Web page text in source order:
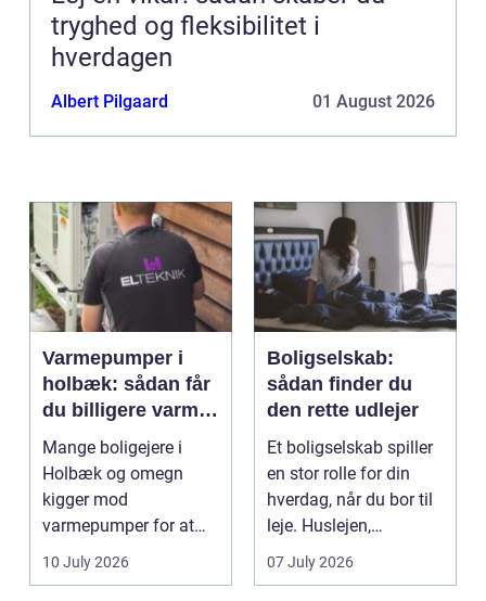
tryghed og fleksibilitet i
hverdagen
Albert Pilgaard 01 August 2026
Varmepumper i
holbæk: sådan får
du billigere varme
og bedre
indeklima
Mange boligejere i
Holbæk og omegn
kigger mod
varmepumper for at
sænke
varmeregningen og få
10 July 2026
Boligselskab:
sådan finder du
den rette udlejer
Et boligselskab spiller
en stor rolle for din
hverdag, når du bor til
leje. Huslejen,
vedligeh...
07 July 2026